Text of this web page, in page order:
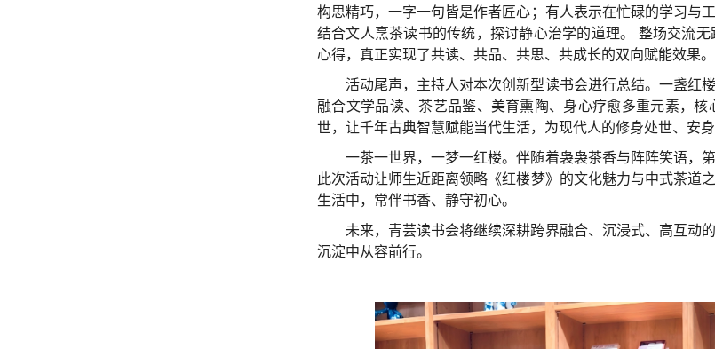
构思精巧，一字一句皆是作者匠心；有人表示在忙碌的学习与
结合文人烹茶读书的传统，探讨静心治学的道理。 整场交流
心得，真正实现了共读、共品、共思、共成长的双向赋能效果。
活动尾声，主持人对本次创新型读书会进行总结。一盏红
融合文学品读、茶艺品鉴、美育熏陶、身心疗愈多重元素，
世，让千年古典智慧赋能当代生活，为现代人的修身处世、安身
一茶一世界，一梦一红楼。伴随着袅袅茶香与阵阵笑语，
此次活动让师生近距离领略《红楼梦》的文化魅力与中式茶道
生活中，常伴书香、静守初心。
未来，青芸读书会将继续深耕跨界融合、沉浸式、高互动
沉淀中从容前行。